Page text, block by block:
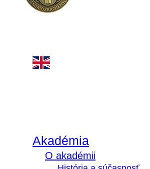
Akadémia
O akadémii